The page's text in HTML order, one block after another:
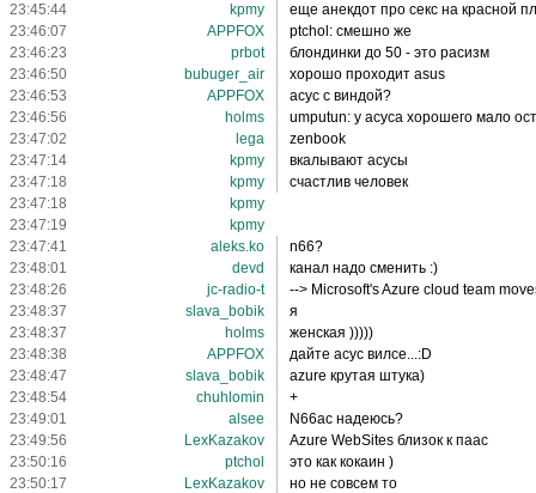
23:45:44
kpmy
еще анекдот про секс на красной
23:46:07
APPFOX
ptchol: смешно же
23:46:23
prbot
блондинки до 50 - это расизм
23:46:50
bubuger_air
хорошо проходит asus
23:46:53
APPFOX
асус с виндой?
23:46:56
holms
umputun: у асуса хорошего мало
23:47:02
lega
zenbook
23:47:14
kpmy
вкалывают асусы
23:47:18
kpmy
счастлив человек
23:47:18
kpmy
23:47:19
kpmy
23:47:41
aleks.ko
n66?
23:48:01
devd
канал надо сменить :)
23:48:26
jc-radio-t
--> Microsoft's Azure cloud team
23:48:37
slava_bobik
я
23:48:37
holms
женская )))))
23:48:38
APPFOX
дайте асус вилсе...:D
23:48:47
slava_bobik
azure крутая штука)
23:48:54
chuhlomin
+
23:49:01
alsee
N66ac надеюсь?
23:49:56
LexKazakov
Azure WebSites близок к паас
23:50:16
ptchol
это как кокаин )
23:50:17
LexKazakov
но не совсем то